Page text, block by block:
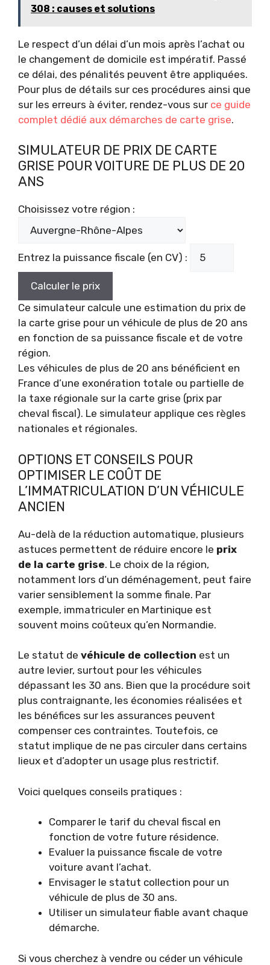
308 : causes et solutions
Le respect d’un délai d’un mois après l’achat ou
le changement de domicile est impératif. Passé
ce délai, des pénalités peuvent être appliquées.
Pour plus de détails sur ces procédures ainsi que
sur les erreurs à éviter, rendez-vous sur ce guide
complet dédié aux démarches de carte grise.
SIMULATEUR DE PRIX DE CARTE
GRISE POUR VOITURE DE PLUS DE 20
ANS
Choisissez votre région :
Entrez la puissance fiscale (en CV) :
Calculer le prix
Ce simulateur calcule une estimation du prix de
la carte grise pour un véhicule de plus de 20 ans
en fonction de sa puissance fiscale et de votre
région.
Les véhicules de plus de 20 ans bénéficient en
France d’une exonération totale ou partielle de
la taxe régionale sur la carte grise (prix par
cheval fiscal). Le simulateur applique ces règles
nationales et régionales.
OPTIONS ET CONSEILS POUR
OPTIMISER LE COÛT DE
L’IMMATRICULATION D’UN VÉHICULE
ANCIEN
Au-delà de la réduction automatique, plusieurs
astuces permettent de réduire encore le prix
de la carte grise. Le choix de la région,
notamment lors d’un déménagement, peut faire
varier sensiblement la somme finale. Par
exemple, immatriculer en Martinique est
souvent moins coûteux qu’en Normandie.
Le statut de véhicule de collection est un
autre levier, surtout pour les véhicules
dépassant les 30 ans. Bien que la procédure soit
plus contraignante, les économies réalisées et
les bénéfices sur les assurances peuvent
compenser ces contraintes. Toutefois, ce
statut implique de ne pas circuler dans certains
lieux et d’adopter un usage plus restrictif.
Voici quelques conseils pratiques :
Comparer le tarif du cheval fiscal en
fonction de votre future résidence.
Evaluer la puissance fiscale de votre
voiture avant l’achat.
Envisager le statut collection pour un
véhicule de plus de 30 ans.
Utiliser un simulateur fiable avant chaque
démarche.
Si vous cherchez à vendre ou céder un véhicule